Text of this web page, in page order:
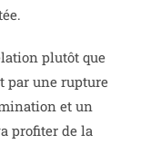
plutôt que
par une rupture
et un
profiter de la